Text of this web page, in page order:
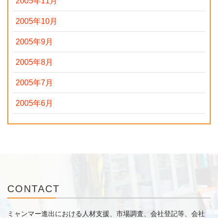
2005年10月
2005年9月
2005年8月
2005年7月
2005年6月
CONTACT
ミャンマー進出における人材支援、市場調査、会社登記等、会社